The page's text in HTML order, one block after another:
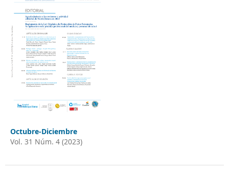
Octubre-Diciembre
Vol. 31 Núm. 4 (2023)